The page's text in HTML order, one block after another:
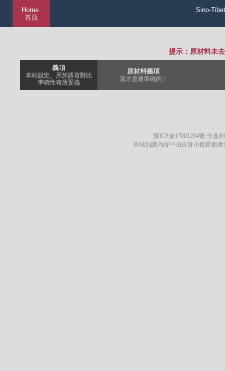
Home
首頁
Sino-
提示：原材料未
義項
本站設定、用於語言對比
準確性有所妥協
原材料義項
這才是最準確的！
蘇ICP備17001294號·非盈
本站知識內容中由古音小鏡原創